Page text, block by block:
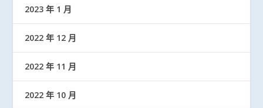
2023 年 1 月
2022 年 12 月
2022 年 11 月
2022 年 10 月